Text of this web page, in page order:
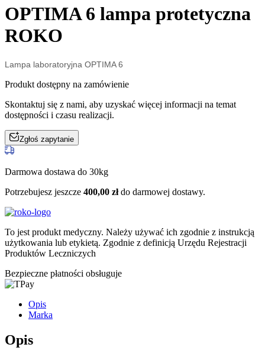
OPTIMA 6 lampa protetyczna
ROKO
Lampa laboratoryjna OPTIMA 6
Produkt dostępny na zamówienie
Skontaktuj się z nami, aby uzyskać więcej informacji na temat
dostępności i czasu realizacji.
Zgłoś zapytanie
Darmowa dostawa do 30kg
Potrzebujesz jeszcze 400,00 złdo darmowej dostawy.
To jest produkt medyczny. Należy używać ich zgodnie z instrukcją
użytkowania lub etykietą. Zgodnie z definicją Urzędu Rejestracji
Produktów Leczniczych
Bezpieczne płatności obsługuje
Opis
Marka
Opis